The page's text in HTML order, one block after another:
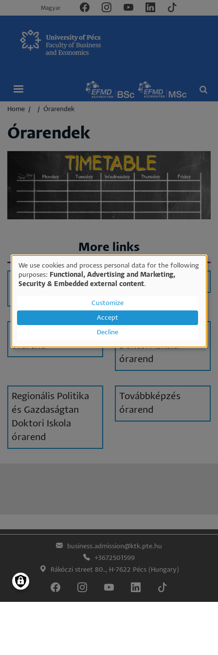
Magyar
Breadcrumb
Home Órarendek
Órarendek
More links
Felsőoktatási
Alapképzés órarend
órarend
Doktori Iskola
órarend
Regionális Politika
és Gazdaságtan
Doktori Iskola
órarend
Továbbképzés
órarend
business.admission@ktk.pte.hu
+3672501599
Rákóczi street 80., H-7622 Pécs (Hungary)
Use
of
cookies
We use cookies and process personal data for the following
purposes:
Functional, Advertising and Marketing,
Security & Embedded external content.
Customize
Decline
Accept